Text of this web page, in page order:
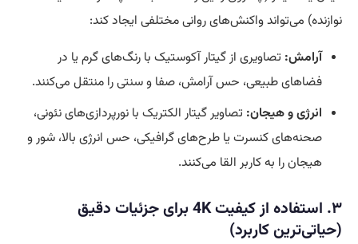
نوازنده) می‌تواند واکنش‌های روانی مختلفی ایجاد کند:
آرامش: تصاویری از گیتار آکوستیک با رنگ‌های گرم یا در
فضاهای طبیعی، حس آرامش، صفا و سنتی را منتقل می‌کنند.
انرژی و هیجان: تصاویر گیتار الکتریک با نورپردازی‌های نئونی،
صحنه‌های کنسرت یا طرح‌های گرافیکی، حس انرژی بالا، شور و
هیجان را به کاربر القا می‌کنند.
۳. استفاده از کیفیت 4K برای جزئیات دقیق
(حیاتی‌ترین کاربرد)